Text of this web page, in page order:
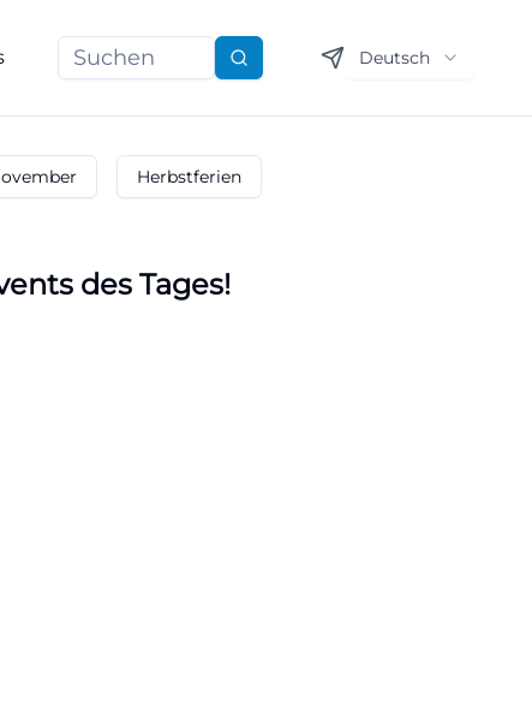
Suchen Deutsch
Herbstferien
des Tages!